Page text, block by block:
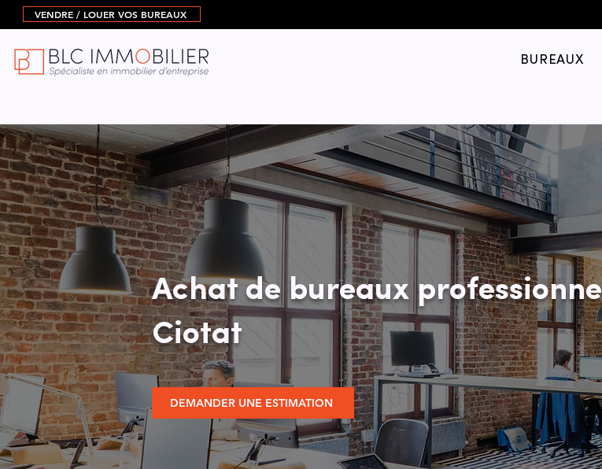
VENDRE / LOUER VOS BUREAUX
BUREAUX
Achat de bureaux
Ciotat
DEMANDER UNE ESTIMATION